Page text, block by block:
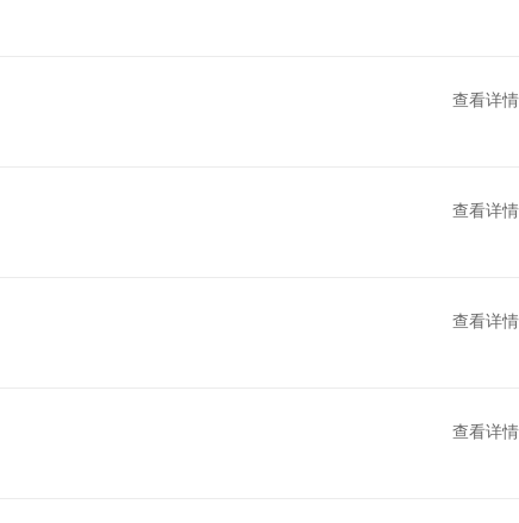
查看详
查看详
查看详
查看详